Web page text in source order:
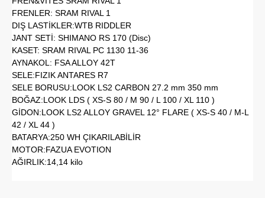
FRENLER: SRAM RIVAL 1
DIŞ LASTİKLER:WTB RIDDLER
JANT SETİ: SHIMANO RS 170 (Disc)
KASET: SRAM RIVAL PC 1130 11-36
AYNAKOL: FSA ALLOY 42T
SELE:FIZIK ANTARES R7
SELE BORUSU:LOOK LS2 CARBON 27.2 mm 350 mm
BOĞAZ:LOOK LDS ( XS-S 80 / M 90 / L 100 / XL 110 )
GİDON:LOOK LS2 ALLOY GRAVEL 12° FLARE ( XS-S 40 / M-L
42 / XL 44 )
BATARYA:250 WH ÇIKARILABİLİR
MOTOR:FAZUA EVOTION
AĞIRLIK:14,14 kilo